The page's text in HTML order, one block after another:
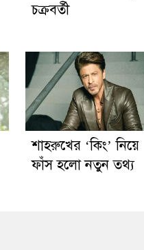
চক্রবর্তী
শাহরুখের ‘কিং’ নিয়ে
ফাঁস হলো নতুন তথ্য